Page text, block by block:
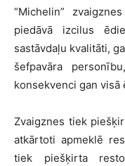
“Michelin”
piedāvā izcilus
sastāvdaļu kvalitāti,
šefpavāra
konsekvenci gan
Zvaigznes tiek
atkārtoti apmeklē
tiek piešķirta